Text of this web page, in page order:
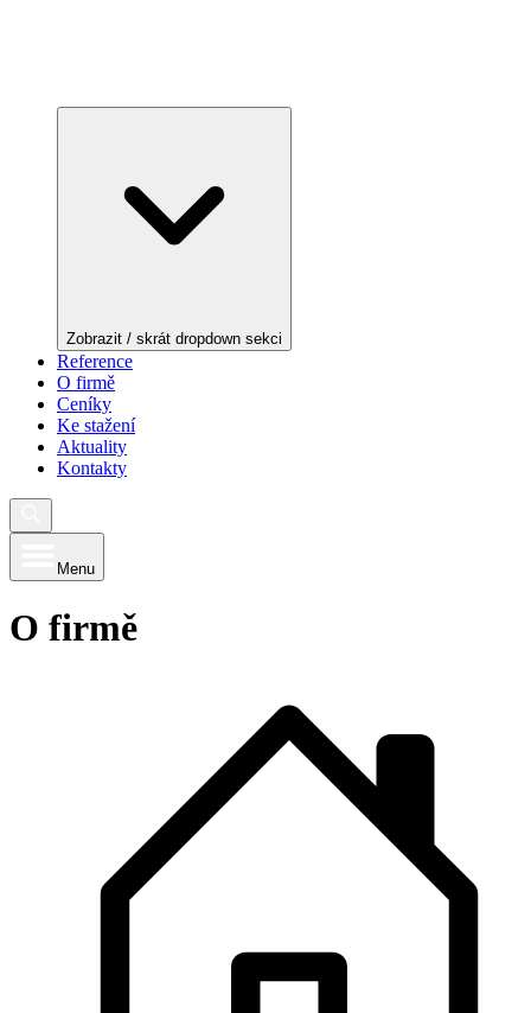
Zobrazit / skrát dropdown sekci
Reference
O firmě
Ceníky
Ke stažení
Aktuality
Kontakty
Menu
O firmě